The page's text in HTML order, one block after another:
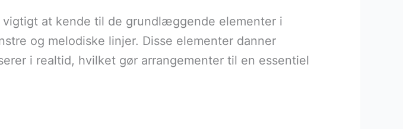
at kende til de grundlæggende elementer i
og melodiske linjer. Disse elementer danner
i realtid, hvilket gør arrangementer til en essentiel